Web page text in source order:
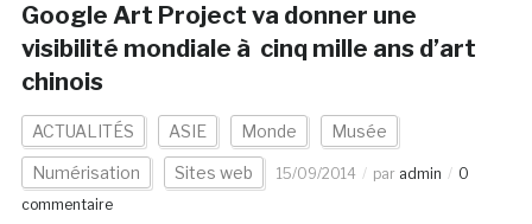
Google Art Project va donner une
visibilité mondiale à cinq mille ans d’art
chinois
ACTUALITÉS ASIE Monde Musée
Numérisation Sites web 15/09/2014 par admin
0
commentaire